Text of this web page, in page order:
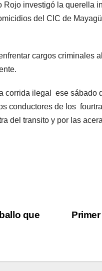
Rojo investigó la querella
del CIC de
cargos criminales
corrida ilegal ese sábado
conductores de los
del transito y por las
que